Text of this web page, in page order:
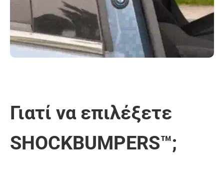
Γιατί να επιλέξετε
SHOCKBUMPERS™;